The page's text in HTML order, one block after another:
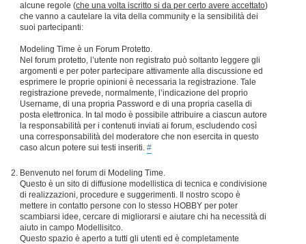
alcune regole (che una volta iscritto si da per certo avere accettato)
che vanno a cautelare la vita della community e la sensibilità dei
suoi partecipanti:
Modeling Time è un Forum Protetto.
Nel forum protetto, l’utente non registrato può soltanto leggere gli
argomenti e per poter partecipare attivamente alla discussione ed
esprimere le proprie opinioni è necessaria la registrazione. Tale
registrazione prevede, normalmente, l’indicazione del proprio
Username, di una propria Password e di una propria casella di
posta elettronica. In tal modo è possibile attribuire a ciascun autore
la responsabilità per i contenuti inviati ai forum, escludendo così
una corresponsabilità del moderatore che non esercita in questo
caso alcun potere sui testi inseriti. #
Benvenuto nel forum di Modeling Time.
Questo è un sito di diffusione modellistica di tecnica e condivisione
di realizzazioni, procedure e suggerimenti. Il nostro scopo è
mettere in contatto persone con lo stesso HOBBY per poter
scambiarsi idee, cercare di migliorarsi e aiutare chi ha necessità di
aiuto in campo Modellisitco.
Questo spazio è aperto a tutti gli utenti ed è completamente